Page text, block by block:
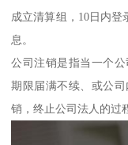
成立清算组，10日内登
息。
公司注销是指当一个
期限届满不续、或公
销，终止公司法人的过